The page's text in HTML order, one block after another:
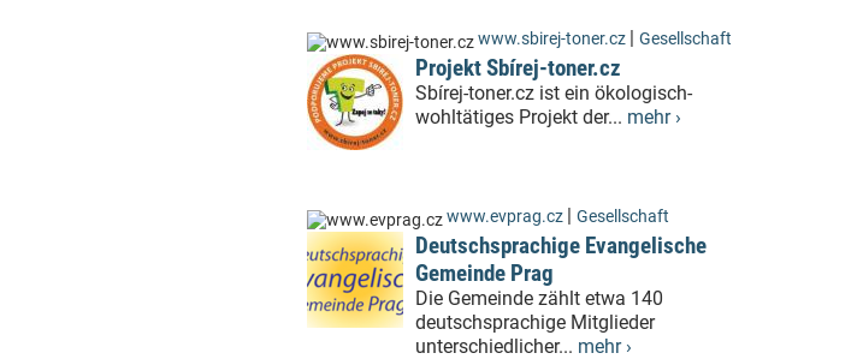
www.sbirej-toner.cz | Gesellschaft
Projekt Sbírej-toner.cz
Sbírej-toner.cz ist ein ökologisch-
wohltätiges Projekt der... mehr ›
www.evprag.cz | Gesellschaft
Deutschsprachige Evangelische
Gemeinde Prag
Die Gemeinde zählt etwa 140
deutschsprachige Mitglieder
unterschiedlicher... mehr ›